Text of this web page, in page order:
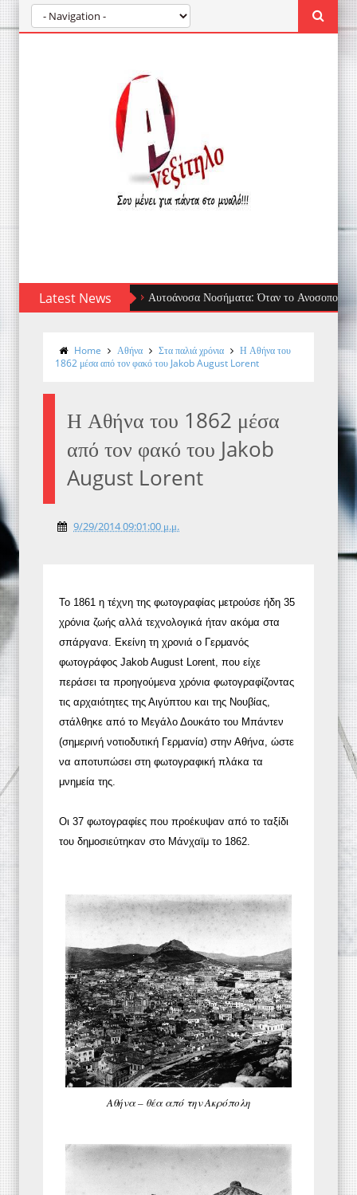
Latest NewsΑυτοάνοσα Νοσήματα: Όταν το Ανοσοποιητικό
Home Αθήνα Στα παλιά χρόνια
Η Αθήνα του
1862 μέσα από τον φακό του Jakob August Lorent
Η Αθήνα του 1862 μέσα
από τον φακό του Jakob
August Lorent
9/29/2014 09:01:00 μ.μ.
Το 1861 η τέχνη της φωτογραφίας μετρούσε ήδη 35
χρόνια ζωής αλλά τεχνολογικά ήταν ακόμα στα
σπάργανα. Εκείνη τη χρονιά ο Γερμανός
φωτογράφος Jakob August Lorent, που είχε
περάσει τα προηγούμενα χρόνια φωτογραφίζοντας
τις αρχαιότητες της Αιγύπτου και της Νουβίας,
στάλθηκε από το Μεγάλο Δουκάτο του Μπάντεν
(σημερινή νοτιοδυτική Γερμανία) στην Αθήνα, ώστε
να αποτυπώσει στη φωτογραφική πλάκα τα
μνημεία της.
Οι 37 φωτογραφίες που προέκυψαν από το ταξίδι
του δημοσιεύτηκαν στο Μάνχαϊμ το 1862.
Αθήνα – θέα από την Ακρόπολη